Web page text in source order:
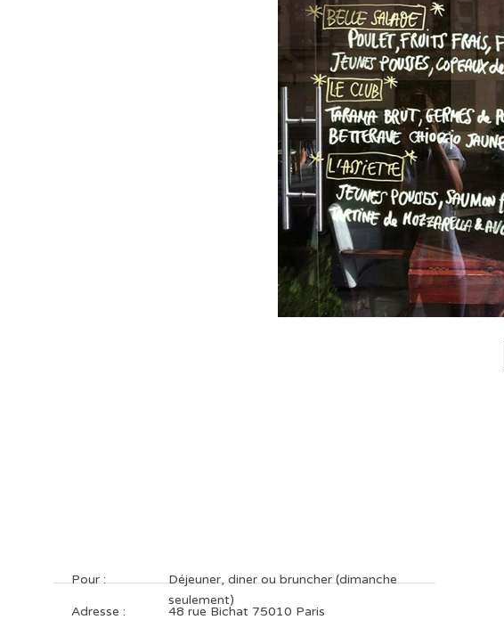
Pour :
Déjeuner, diner ou bruncher (dimanche
seulement)
Adresse : 48 rue Bichat 75010 Paris